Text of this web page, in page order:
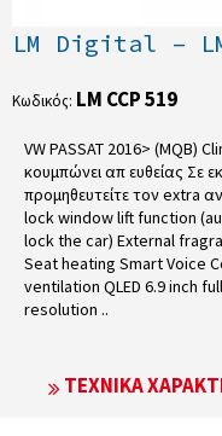
LM Digital –
Κωδικός: LM CCP 519
VW PASSAT 2016> (MQB)
κουμπώνει απ ευθείας Σε
προμηθευτείτε τον extra
lock window lift function
lock the car) External
Seat heating Smart Voice
ventilation QLED 6.9 inch
resolution ..
ΤΕΧΝΙΚΆ